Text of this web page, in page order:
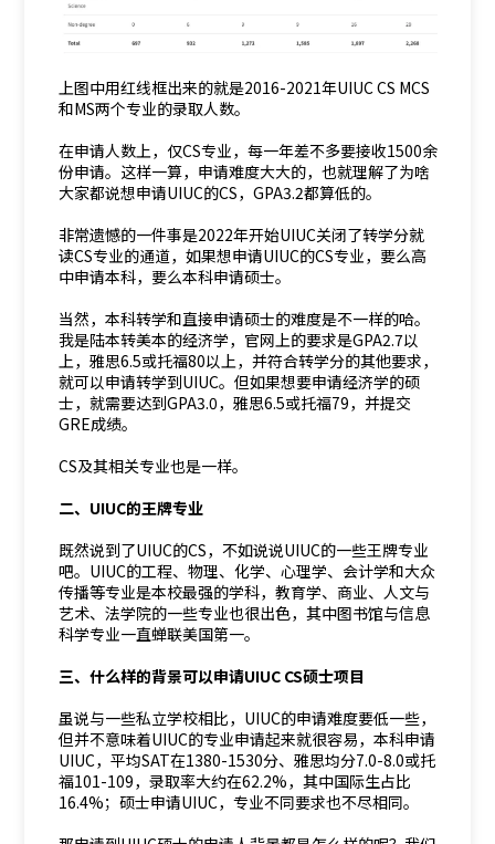
上图中用红线框出来的就是2016-2021年UIUC CS MCS
和MS两个专业的录取人数。
在申请人数上，仅CS专业，每一年差不多要接收1500余
份申请。这样一算，申请难度大大的，也就理解了为啥
大家都说想申请UIUC的CS，GPA3.2都算低的。
非常遗憾的一件事是2022年开始UIUC关闭了转学分就
读CS专业的通道，如果想申请UIUC的CS专业，要么高
中申请本科，要么本科申请硕士。
当然，本科转学和直接申请硕士的难度是不一样的哈。
我是陆本转美本的经济学，官网上的要求是GPA2.7以
上，雅思6.5或托福80以上，并符合转学分的其他要求，
就可以申请转学到UIUC。但如果想要申请经济学的硕
士，就需要达到GPA3.0，雅思6.5或托福79，并提交
GRE成绩。
CS及其相关专业也是一样。
二、UIUC的王牌专业
既然说到了UIUC的CS，不如说说UIUC的一些王牌专业
吧。UIUC的工程、物理、化学、心理学、会计学和大众
传播等专业是本校最强的学科，教育学、商业、人文与
艺术、法学院的一些专业也很出色，其中图书馆与信息
科学专业一直蝉联美国第一。
三、什么样的背景可以申请UIUC CS硕士项目
虽说与一些私立学校相比，UIUC的申请难度要低一些，
但并不意味着UIUC的专业申请起来就很容易，本科申请
UIUC，平均SAT在1380-1530分、雅思均分7.0-8.0或托
福101-109，录取率大约在62.2%，其中国际生占比
16.4%；硕士申请UIUC，专业不同要求也不尽相同。